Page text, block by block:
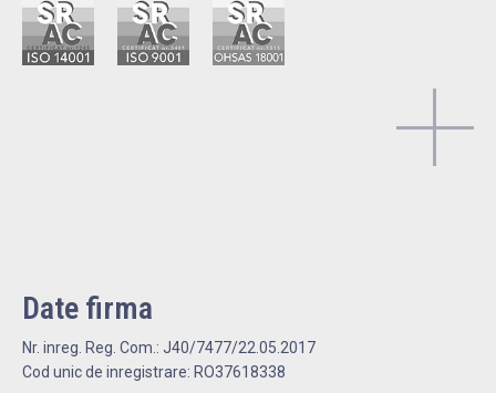
Date firma
Nr. inreg. Reg. Com.: J40/7477/22.05.2017
Cod unic de inregistrare: RO37618338